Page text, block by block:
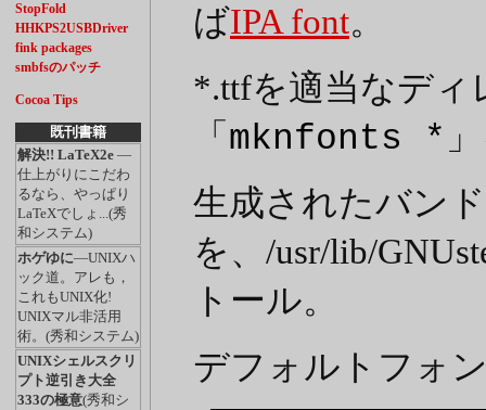
StopFold
HHKPS2USBDriver
fink packages
smbfsのパッチ
Cocoa Tips
既刊書籍
解決!! LaTeX2e ―
仕上がりにこだわ
るなら、やっぱり
LaTeXでしょ...(秀
和システム)
ホゲゆに―UNIXハ
ック道。アレも，
これもUNIX化!
UNIXマル非活用
術。(秀和システム)
UNIXシェルスクリ
プト逆引き大全
333の極意(秀和シ
ばIPA font。
*.ttfを適当なディ
「 mknfonts *
生成されたバン
を、/usr/lib/
トール。
デフォルトフォ